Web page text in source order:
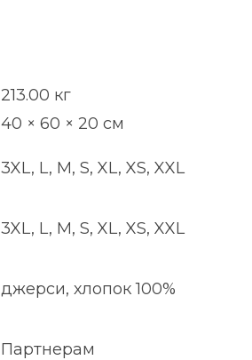
213.00 кг
40 × 60 × 20 см
3XL, L, M, S, XL, XS, XXL
3XL, L, M, S, XL, XS, XXL
джерси, хлопок 100%
Партнерам